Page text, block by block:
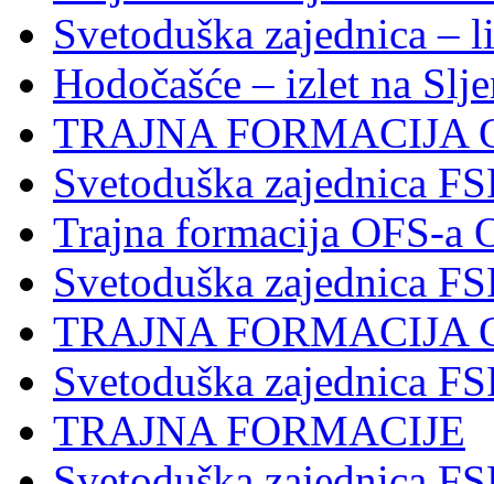
Svetoduška zajednica –
Hodočašće – izlet na
TRAJNA FORMACIJA
Svetoduška zajednica
Trajna formacija OFS-a
Svetoduška zajednica
TRAJNA FORMACIJA
Svetoduška zajednica
TRAJNA FORMACIJE